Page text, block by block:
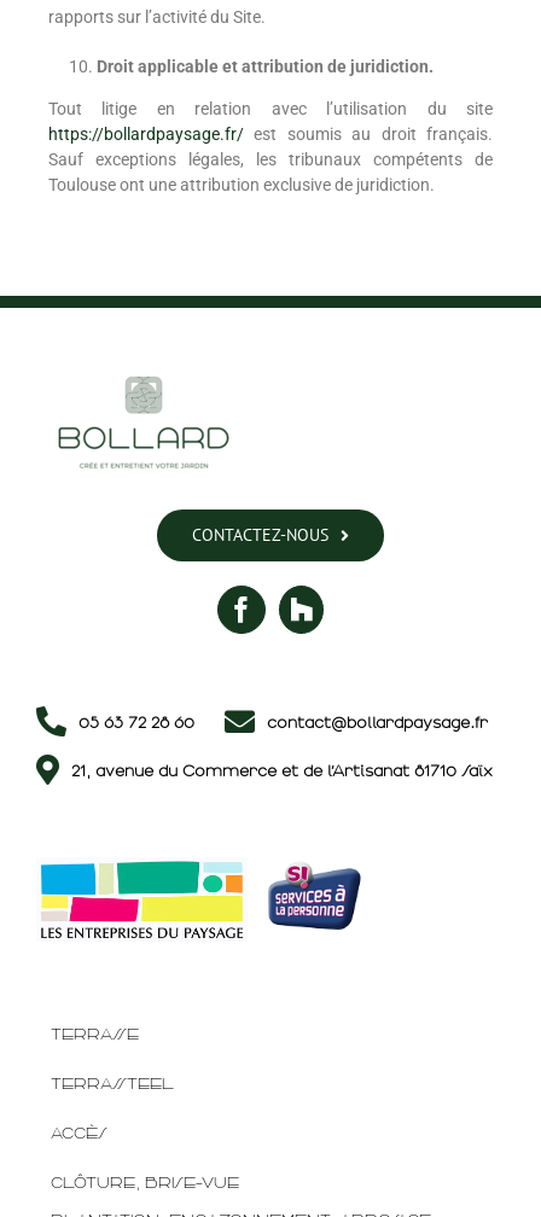
rapports sur l’activité du Site.
Droit applicable et attribution de juridiction.
Tout litige en relation avec l’utilisation du site
https://bollardpaysage.fr/ est soumis au droit français.
Sauf exceptions légales, les tribunaux compétents de
Toulouse ont une attribution exclusive de juridiction.
CONTACTEZ-NOUS
05 63 72 28 60 contact@bollardpaysage.fr
21, avenue du Commerce et de l’Artisanat 81710 Saïx
TERRASSE
TERRASSTEEL
ACCÈS
CLÔTURE, BRISE-VUE